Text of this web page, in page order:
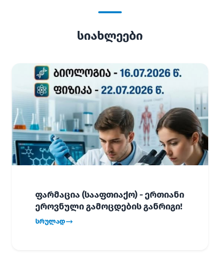
სიახლეები
ფარმაცია (სააფთიაქო) - ერთიანი
ეროვნული გამოცდების განრიგი!
სრულად